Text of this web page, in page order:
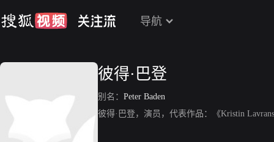
导航
彼得·巴登
别名： Peter Baden
彼得·巴登，演员，代表作品：《Kristin